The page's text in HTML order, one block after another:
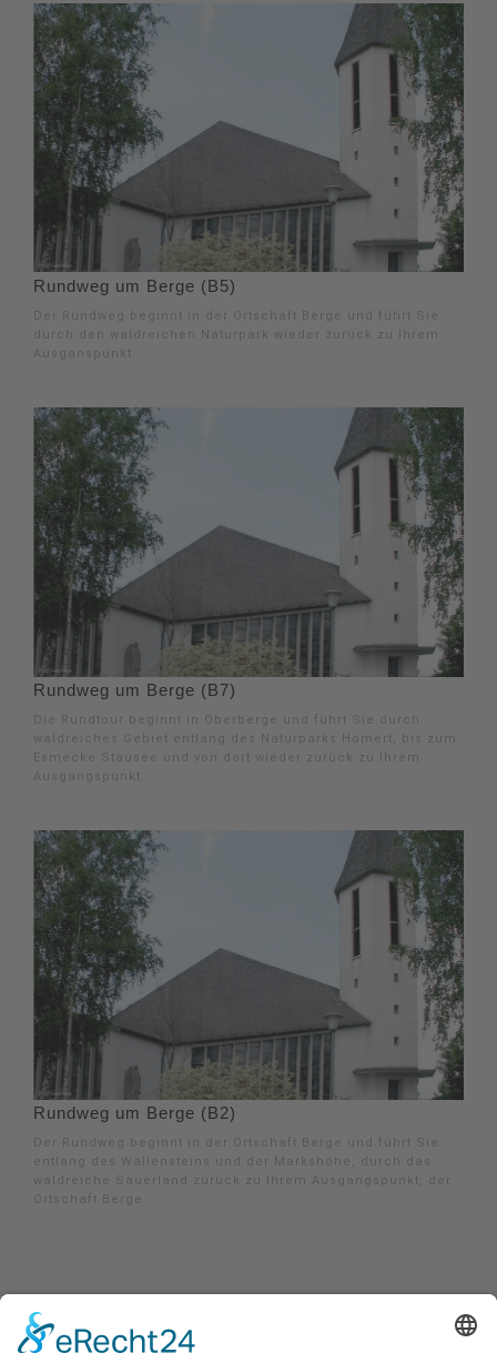
Rundweg um Berge (B5)
Der Rundweg beginnt in der Ortschaft Berge und führt Sie
durch den waldreichen Naturpark wieder zurück zu Ihrem
Ausganspunkt.
Rundweg um Berge (B7)
Die Rundtour beginnt in Oberberge und führt Sie durch
waldreiches Gebiet entlang des Naturparks Homert, bis zum
Esmecke Stausee und von dort wieder zurück zu Ihrem
Ausgangspunkt.
Rundweg um Berge (B2)
Der Rundweg beginnt in der Ortschaft Berge und führt Sie
entlang des Wallensteins und der Markshöhe, durch das
waldreiche Sauerland zurück zu Ihrem Ausgangspunkt, der
Ortschaft Berge.